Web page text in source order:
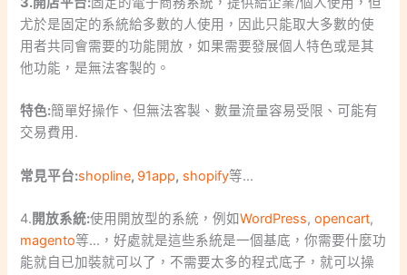
尤於是固定的系統給多數的人使用，因此只能取大多數的使
用者共同會需要的功能開放，如果需要發展個人特色或是其
他功能，是無法客製的。
特色:簡單好操作、但無法客製、數量流量容易受限、可能有
交易費用.
常見平台:shopline, 91app, shopify等…
4. 開放系統:使用開放型的系統，例如WordPress,opencart,
magento等…，好處就是這些系統是一個基底，你需要什麼功
能就自已加裝就可以了，不需要太多的程式底子，就可以操